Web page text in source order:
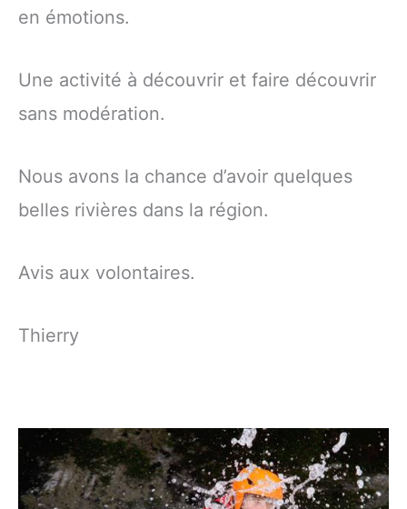
en émotions.
Une activité à découvrir et faire découvrir
sans modération.
Nous avons la chance d’avoir quelques
belles rivières dans la région.
Avis aux volontaires.
Thierry